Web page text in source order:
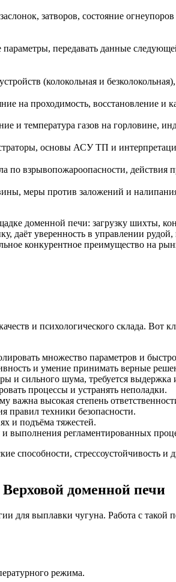
затворов, состояние
передавать данные
(колокольная и
на проходимость, восстановление и
температура газов на горловине,
основы АСУ ТП и
по взрывопожароопасности, действия
меры против заложений и
доменной печи: загрузку шихты,
даёт уверенность в управлении
конкурентное преимущество на
и психологического склада. Вот
множество параметров и
и умение принимать верные
и сильного шума, требуется выдержка
процессы и устранять неполадки.
высокая степень
правил техники безопасности.
и подъёма тяжестей.
и выполнения регламентированных
способности, стрессоустойчивость
доменной печи
для выплавки чугуна. Работа с
режима.